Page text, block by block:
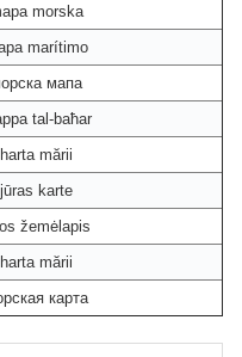
morska
marítimo
мапа
tal-baħar
harta mării
jūras karte
žemėlapis
harta mării
карта